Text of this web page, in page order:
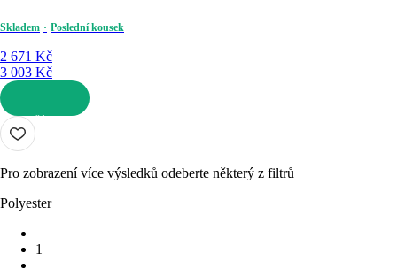
Skladem Poslední kousek
2 671 Kč
3 003 Kč
DO KOŠÍKU
Pro zobrazení více výsledků odeberte některý z filtrů
Polyester
1